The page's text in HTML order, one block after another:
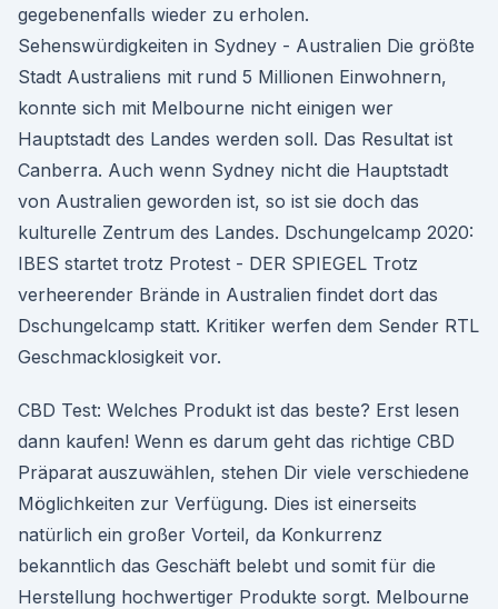
gegebenenfalls wieder zu erholen.
Sehenswürdigkeiten in Sydney - Australien Die größte
Stadt Australiens mit rund 5 Millionen Einwohnern,
konnte sich mit Melbourne nicht einigen wer
Hauptstadt des Landes werden soll. Das Resultat ist
Canberra. Auch wenn Sydney nicht die Hauptstadt
von Australien geworden ist, so ist sie doch das
kulturelle Zentrum des Landes. Dschungelcamp 2020:
IBES startet trotz Protest - DER SPIEGEL Trotz
verheerender Brände in Australien findet dort das
Dschungelcamp statt. Kritiker werfen dem Sender RTL
Geschmacklosigkeit vor.
CBD Test: Welches Produkt ist das beste? Erst lesen
dann kaufen! Wenn es darum geht das richtige CBD
Präparat auszuwählen, stehen Dir viele verschiedene
Möglichkeiten zur Verfügung. Dies ist einerseits
natürlich ein großer Vorteil, da Konkurrenz
bekanntlich das Geschäft belebt und somit für die
Herstellung hochwertiger Produkte sorgt. Melbourne